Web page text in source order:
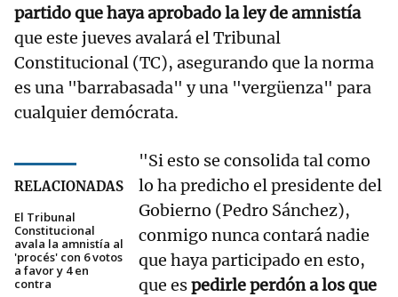
partido que haya aprobado la ley de amnistía
que este jueves avalará el Tribunal
Constitucional (TC), asegurando que la norma
es una "barrabasada" y una "vergüenza" para
cualquier demócrata.
RELACIONADAS
El Tribunal
Constitucional
avala la amnistía al
'procés' con 6 votos
a favor y 4 en
contra
"Si esto se consolida tal como
lo ha predicho el presidente del
Gobierno (Pedro Sánchez),
conmigo nunca contará nadie
que haya participado en esto,
que espedirle perdón a los que